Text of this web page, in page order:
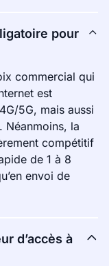
pour
commercial qui
est
5G, mais aussi
Néanmoins, la
compétitif
de 1 à 8
envoi de
d’accès à